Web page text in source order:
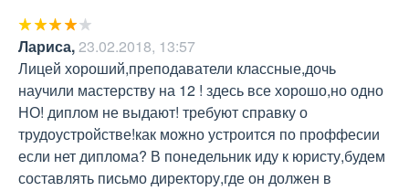
Лариса,23.02.2018, 13:57
Лицей хороший,преподаватели классные,дочь
научили мастерству на 12 ! здесь все хорошо,но одно
НО! диплом не выдают! требуют справку о
трудоустройстве!как можно устроится по проффесии
если нет диплома? В понедельник иду к юристу,будем
составлять письмо директору,где он должен в